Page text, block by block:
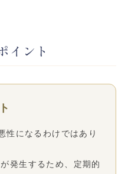
イント
性になるわけではあり
発生するため、定期的